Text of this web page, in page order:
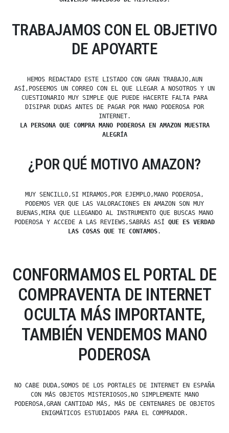
TRABAJAMOS CON EL OBJETIVO
DE APOYARTE
HEMOS REDACTADO ESTE LISTADO CON GRAN TRABAJO,AUN
ASÍ,POSEEMOS UN CORREO CON EL QUE LLEGAR A NOSOTROS Y UN
CUESTIONARIO MUY SIMPLE QUE PUEDE HACERTE FALTA PARA
DISIPAR DUDAS ANTES DE PAGAR POR MANO PODEROSA POR
INTERNET.
LA PERSONA QUE COMPRA MANO PODEROSA EN AMAZON MUESTRA
ALEGRÍA
¿POR QUÉ MOTIVO AMAZON?
MUY SENCILLO,SI MIRAMOS,POR EJEMPLO,MANO PODEROSA,
PODEMOS VER QUE LAS VALORACIONES EN AMAZON SON MUY
BUENAS,MIRA QUE LLEGANDO AL INSTRUMENTO QUE BUSCAS MANO
PODEROSA Y ACCEDE A LAS REVIEWS,SABRÁS ASÍ QUE ES VERDAD
LAS COSAS QUE TE CONTAMOS.
CONFORMAMOS EL PORTAL DE
COMPRAVENTA DE INTERNET
OCULTA MÁS IMPORTANTE,
TAMBIÉN VENDEMOS MANO
PODEROSA
NO CABE DUDA,SOMOS DE LOS PORTALES DE INTERNET EN ESPAÑA
CON MÁS OBJETOS MISTERIOSOS,NO SIMPLEMENTE MANO
PODEROSA,GRAN CANTIDAD MÁS, MÁS DE CENTENARES DE OBJETOS
ENIGMÁTICOS ESTUDIADOS PARA EL COMPRADOR.